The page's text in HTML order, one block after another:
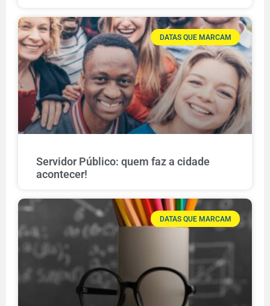
DATAS QUE MARCAM
Servidor Público: quem faz a cidade
acontecer!
DATAS QUE MARCAM